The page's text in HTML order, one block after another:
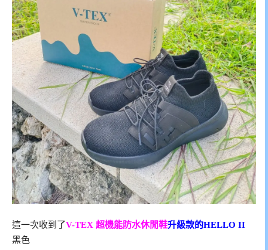
這一次收到了V-TEX 超機能防水休閒鞋升級款的HELLO II
黑色